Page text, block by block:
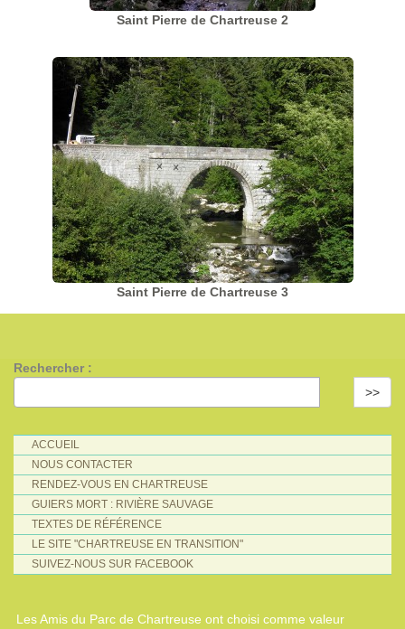
Saint Pierre de Chartreuse 2
Saint Pierre de Chartreuse 3
Rechercher :
>>
ACCUEIL
NOUS CONTACTER
RENDEZ-VOUS EN CHARTREUSE
GUIERS MORT : RIVIÈRE SAUVAGE
TEXTES DE RÉFÉRENCE
LE SITE "CHARTREUSE EN TRANSITION"
SUIVEZ-NOUS SUR FACEBOOK
Les Amis du Parc de Chartreuse ont choisi comme valeur